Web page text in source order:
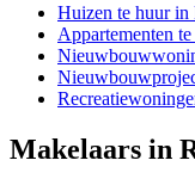
Huizen te huur in
Appartementen
Makelaars in